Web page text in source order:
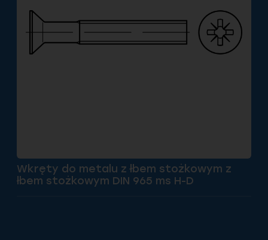
Wkręty do metalu z łbem stożkowym z
łbem stożkowym DIN 965 ms H-D